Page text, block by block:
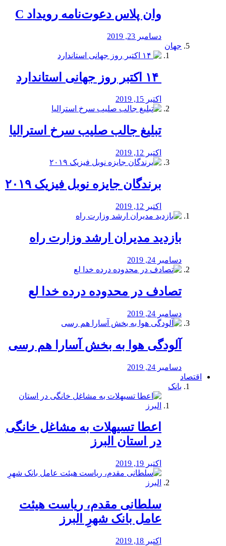
وان پلاس دعوت‌نامه رویداد C
دسامبر 23, 2019
جهان
اکتبر 15, 2019
تبلیغ جالب صلیب سرخ استرالیا
اکتبر 12, 2019
برندگان جایزه نوبل فیزیک ۲۰۱۹
اکتبر 12, 2019
بازدید مدیران ارشد وزارت راه
دسامبر 24, 2019
تصادف در محدوده درده خدا لع
دسامبر 24, 2019
آلودگی هوا به بخش آسارا هم رسی
دسامبر 24, 2019
اقتصاد
بانک
️اعطا تسیهلات به مشاغل خانگی
در استان البرز
اکتبر 19, 2019
سلطانی مقدم، ریاست هیئت
عامل بانک شهرِ البرز
اکتبر 18, 2019